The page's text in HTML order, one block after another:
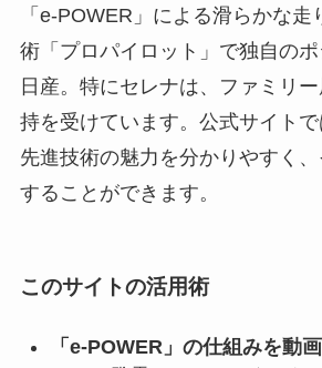
「e-POWER」による滑らかな
術「プロパイロット」で独自のポ
日産。特にセレナは、ファミリ
持を受けています。公式サイト
先進技術の魅力を分かりやすく
することができます。
このサイトの活用術
「e-POWER」の仕組みを動